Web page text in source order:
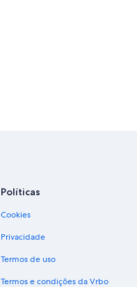
Políticas
Cookies
Privacidade
Termos de uso
Termos e condições da Vrbo